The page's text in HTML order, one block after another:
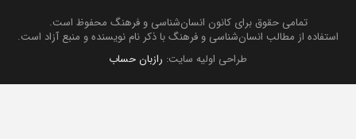
تمامی حقوق برای کانون انسان‌شناسی و فرهنگ محفوظ است.
استفاده از مطالب انسان‌شناسی و فرهنگ با ذکر نام نویسنده و منبع آزاد است.
طراحی اولیه سایت:رازبان حساب